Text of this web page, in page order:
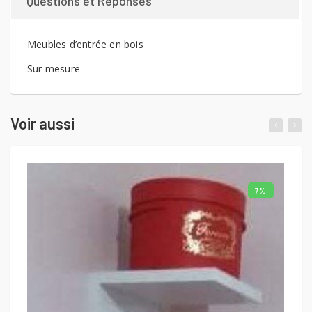
Meubles d’entrée en bois
Sur mesure
Voir aussi
7%